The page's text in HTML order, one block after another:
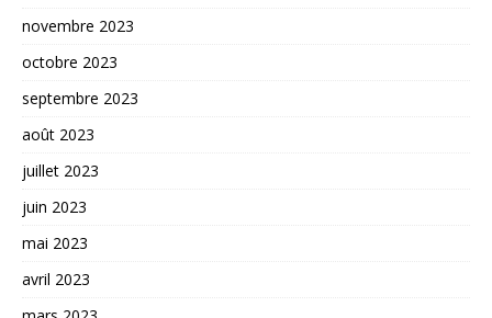
novembre 2023
octobre 2023
septembre 2023
août 2023
juillet 2023
juin 2023
mai 2023
avril 2023